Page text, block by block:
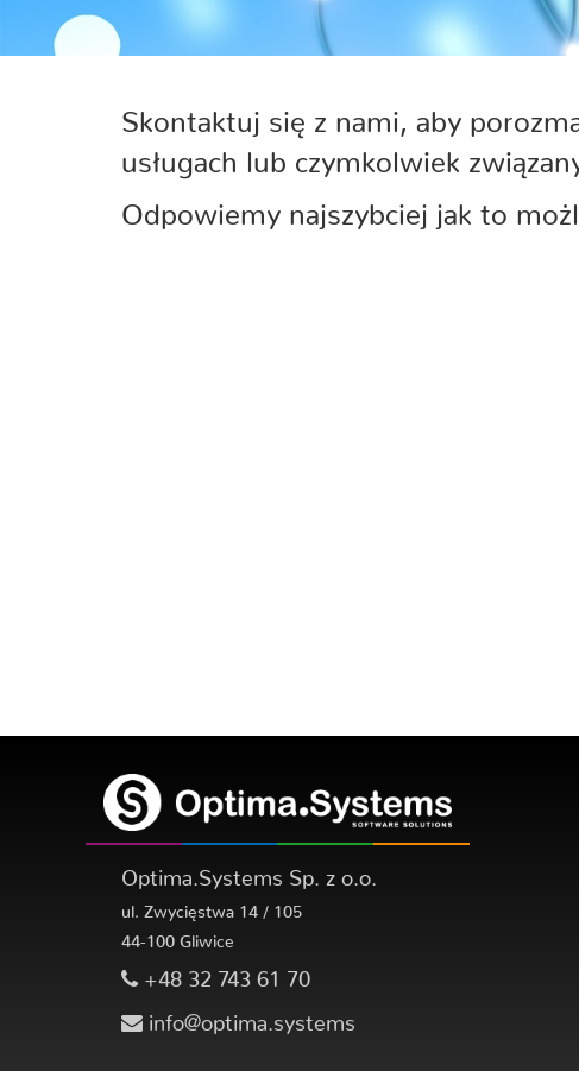
Skontaktuj się z nami, aby
usługach lub czymkolwiek
Odpowiemy najszybciej jak to
Optima.Systems Sp. z o.o.
ul. Zwycięstwa 14 / 105
44-100 Gliwice
+48 32 743 61 70
info@optima.systems